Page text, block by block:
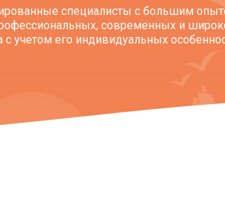
специалисты с большим
современных и
учетом его индивидуальных